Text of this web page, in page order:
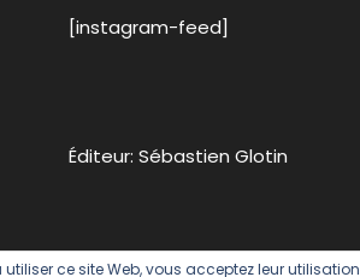
[instagram-feed]
Éditeur: Sébastien Glotin
ce site Web, vous acceptez leur